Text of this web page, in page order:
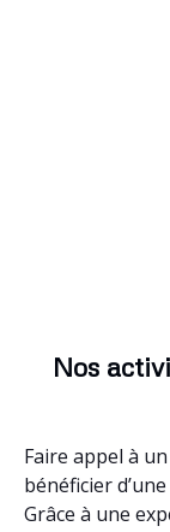
Nos
Faire appel à
bénéficier
Grâce à une